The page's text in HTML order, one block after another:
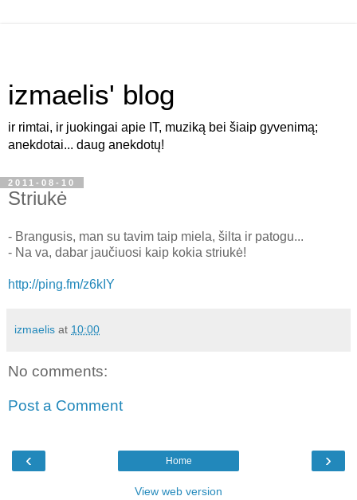
izmaelis' blog
ir rimtai, ir juokingai apie IT, muziką bei šiaip gyvenimą;
anekdotai... daug anekdotų!
2011-08-10
Striukė
- Brangusis, man su tavim taip miela, šilta ir patogu...
- Na va, dabar jaučiuosi kaip kokia striukė!
http://ping.fm/z6kIY
izmaelis at 10:00
No comments:
Post a Comment
‹ ›
Home
View web version